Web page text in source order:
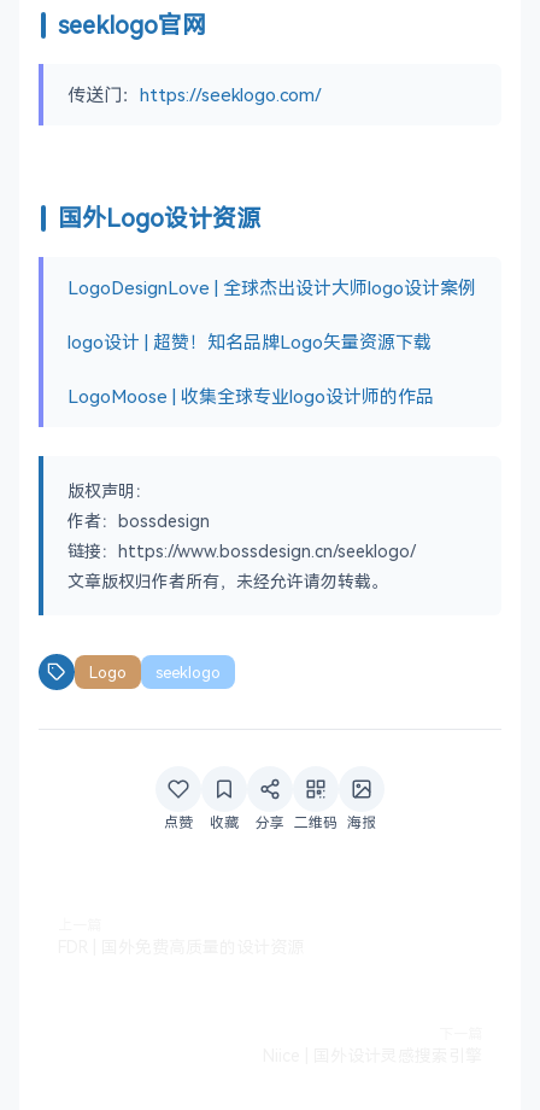
seeklogo官网
传送门： https://seeklogo.com/
国外Logo设计资源
LogoDesignLove | 全球杰出设计大师logo设计案例
logo设计 | 超赞！知名品牌Logo矢量资源下载
LogoMoose | 收集全球专业logo设计师的作品
版权声明：
作者：bossdesign
链接：https://www.bossdesign.cn/seeklogo/
文章版权归作者所有，未经允许请勿转载。
Logo seeklogo
点赞 收藏 分享 二维码 海报